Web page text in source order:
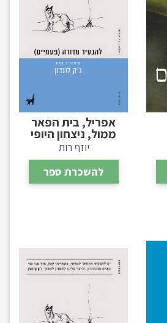
אפריל, בית הפאר
ממול, ניצחון היופי
יוזף רות
להשכרת ספר